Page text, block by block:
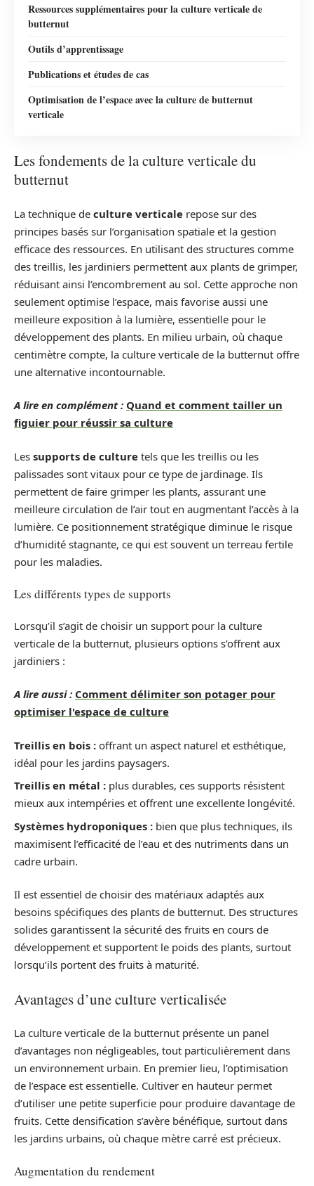
Ressources supplémentaires pour la culture verticale de
butternut
Outils d’apprentissage
Publications et études de cas
Optimisation de l’espace avec la culture de butternut
verticale
Les fondements de la culture verticale du
butternut
La technique de culture verticale repose sur des
principes basés sur l’organisation spatiale et la gestion
efficace des ressources. En utilisant des structures comme
des treillis, les jardiniers permettent aux plants de grimper,
réduisant ainsi l’encombrement au sol. Cette approche non
seulement optimise l’espace, mais favorise aussi une
meilleure exposition à la lumière, essentielle pour le
développement des plants. En milieu urbain, où chaque
centimètre compte, la culture verticale de la butternut offre
une alternative incontournable.
A lire en complément : Quand et comment tailler un
figuier pour réussir sa culture
Les supports de culture tels que les treillis ou les
palissades sont vitaux pour ce type de jardinage. Ils
permettent de faire grimper les plants, assurant une
meilleure circulation de l’air tout en augmentant l’accès à la
lumière. Ce positionnement stratégique diminue le risque
d’humidité stagnante, ce qui est souvent un terreau fertile
pour les maladies.
Les différents types de supports
Lorsqu’il s’agit de choisir un support pour la culture
verticale de la butternut, plusieurs options s’offrent aux
jardiniers :
A lire aussi : Comment délimiter son potager pour
optimiser l'espace de culture
Treillis en bois : offrant un aspect naturel et esthétique,
idéal pour les jardins paysagers.
Treillis en métal : plus durables, ces supports résistent
mieux aux intempéries et offrent une excellente longévité.
Systèmes hydroponiques : bien que plus techniques, ils
maximisent l’efficacité de l’eau et des nutriments dans un
cadre urbain.
Il est essentiel de choisir des matériaux adaptés aux
besoins spécifiques des plants de butternut. Des structures
solides garantissent la sécurité des fruits en cours de
développement et supportent le poids des plants, surtout
lorsqu’ils portent des fruits à maturité.
Avantages d’une culture verticalisée
La culture verticale de la butternut présente un panel
d’avantages non négligeables, tout particulièrement dans
un environnement urbain. En premier lieu, l’optimisation
de l’espace est essentielle. Cultiver en hauteur permet
d’utiliser une petite superficie pour produire davantage de
fruits. Cette densification s’avère bénéfique, surtout dans
les jardins urbains, où chaque mètre carré est précieux.
Augmentation du rendement